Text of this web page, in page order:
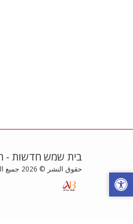
בית שמש חדשות -
حقوق النشر © 2026 جميع الحقوق محفوظة